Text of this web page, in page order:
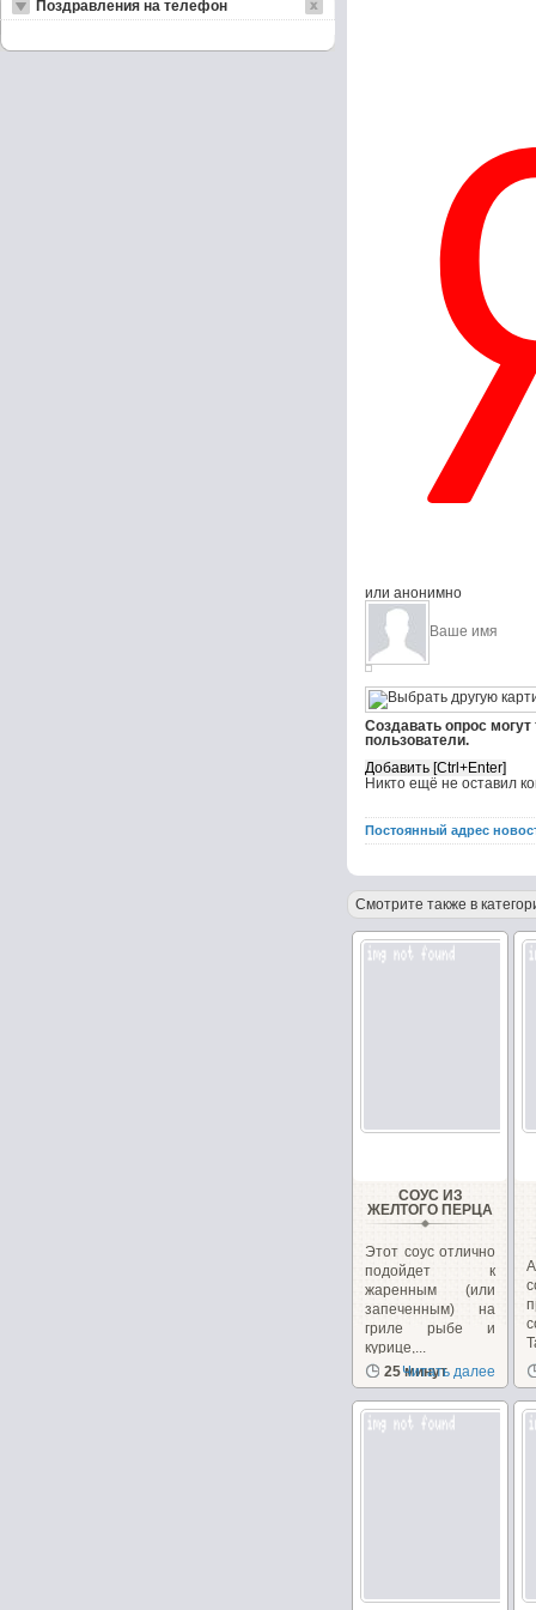
или анонимно
Создавать опрос
пользователи.
Никто ещё не оставил
Постоянный адрес
Смотрите также в
СОУС ИЗ
ЖЕЛТОГО ПЕРЦА
Этот соус отлично
подойдет к
жаренным (или
запеченным) на
гриле рыбе и
курице,...
25 минут
Читать далее
Поздравления на телефон